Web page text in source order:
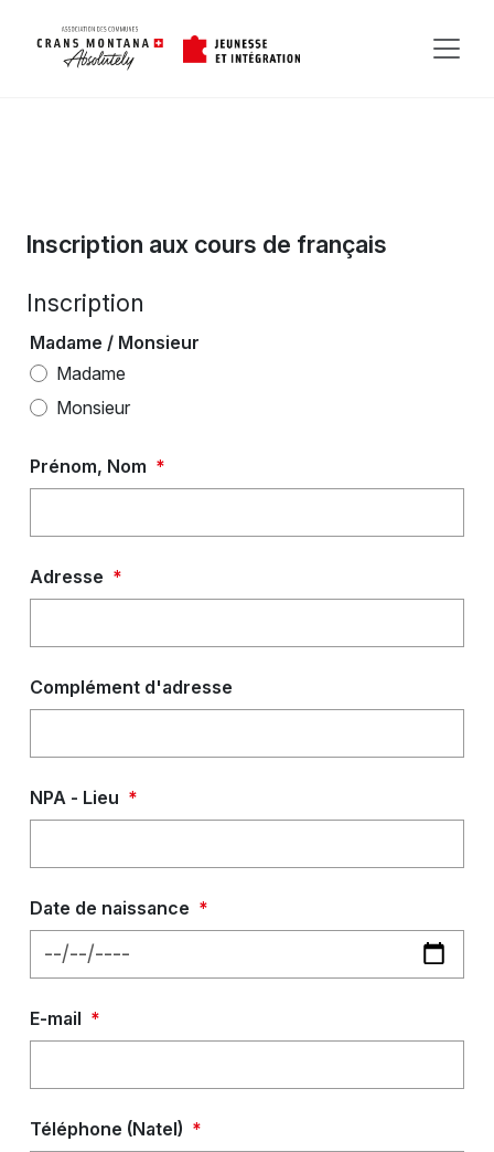
Inscription aux cours de français
Inscription
Madame / Monsieur
Madame
Monsieur
Prénom, Nom *
Adresse *
Complément d'adresse
NPA - Lieu *
Date de naissance *
E-mail *
Téléphone (Natel) *